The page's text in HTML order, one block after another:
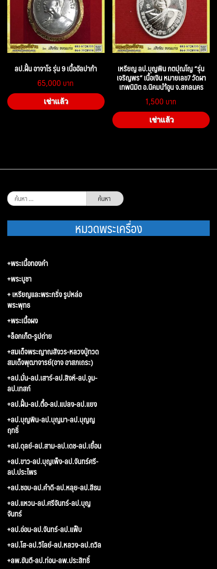
ลป.ฝั้น อาจาโร รุ่น 9 เนื้ออัลปาก้า
65,000
เช่าแล้ว
เหรียญ ลป.บุญพิน กตปุณโญ “รุ่น
เจริญพร” เนื้อเงิน หมายเลข7 วัดผา
เทพนิมิต อ.นิคมนำ้อูน จ.สกลนคร
1,500
เช่าแล้ว
ค้นหา
สำหรับ:
หมวดพระเครื่อง
+พระเนื้อทองคำ
+พระบูชา
+ เหรียญและพระกริ่ง รูปหล่อ
พระพุทธ
+พระเนื้อผง
+ล็อกเก็ต-รูปถ่าย
+สมเด็จพระญาณสังวร-หลวงปู่ทวด
สมเด็จพุฒาจารย์(อาจ อาสภเถระ)
+ลป.มั่น-ลป.เสาร์-ลป.สิงห์-ลป.จูม-
ลป.เทสก์
+ลป.ฝั้น-ลป.ตื้อ-ลป.แปลง-ลป.แยง
+ลป.บุญพิน-ลป.บุญมา-ลป.บุญญ
ฤทธิ์
+ลป.ดุลย์-ลป.สาม-ลป.เดช-ลป.เยื้อน
+ลป.ขาว-ลป.บุญเพ็ง-ลป.จันทร์ศรี-
ลป.ประไพร
+ลป.ชอบ-ลป.คำดี-ลป.หลุย-ลป.สีธน
+ลป.แหวน-ลป.ศรีจันทร์-ลป.บุญ
จันทร์
+ลป.อ่อน-ลป.จันทร์-ลป.แฟ็บ
+ลป.โส-ลป.วิไลย์-ลป.หลวง-ลป.ถวิล
+ลพ.ขันตี-ลป.ท่อน-ลพ.ประสิทธิ์